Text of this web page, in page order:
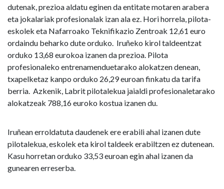
dutenak, prezioa aldatu eginen da entitate motaren arabera
eta jokalariak profesionalak izan ala ez. Hori horrela, pilota-
eskolek eta Nafarroako Teknifikazio Zentroak 12,61 euro
ordaindu beharko dute orduko. Iruñeko kirol taldeentzat
orduko 13,68 eurokoa izanen da prezioa. Pilota
profesionaleko entrenamenduetarako alokatzen denean,
txapelketaz kanpo orduko 26,29 euroan finkatu da tarifa
berria. Azkenik, Labrit pilotalekua jaialdi profesionaletarako
alokatzeak 788,16 euroko kostua izanen du.
Iruñean erroldatuta daudenek ere erabili ahal izanen dute
pilotalekua, eskolek eta kirol taldeek erabiltzen ez dutenean.
Kasu horretan orduko 33,53 euroan egin ahal izanen da
gunearen erreserba.